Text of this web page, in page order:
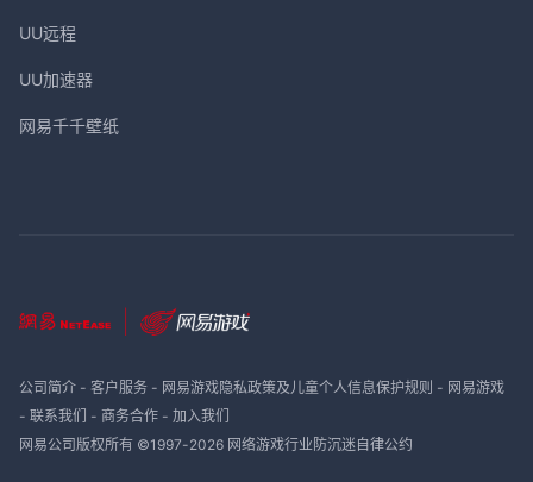
UU远程
UU加速器
网易千千壁纸
公司简介- 客户服务- 网易游戏隐私政策及儿童个人信息保护规则 - 网易游戏
- 联系我们 - 商务合作- 加入我们
网易公司版权所有 ©1997-2026 网络游戏行业防沉迷自律公约